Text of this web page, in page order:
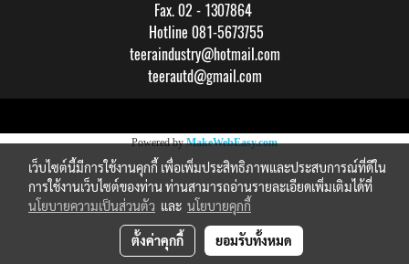
Fax. 02 - 1307864
Hotline 081-5673755
teeraindustry@hotmail.com
teerautd@gmail.com
Powered byMakeWebEasy.com
เว็บไซต์นี้มีการใช้งานคุกกี้ เพื่อเพิ่มประสิทธิภาพและประสบการณ์ที่ดีใน
การใช้งานเว็บไซต์ของท่าน ท่านสามารถอ่านรายละเอียดเพิ่มเติมได้ที่
นโยบายความเป็นส่วนตัว และ นโยบายคุกกี้
ตั้งค่าคุกกี้ ยอมรับทั้งหมด